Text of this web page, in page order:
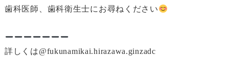
歯科医師、歯科衛生士にお尋ねください
詳しくは@fukunamikai.hirazawa.ginzadc